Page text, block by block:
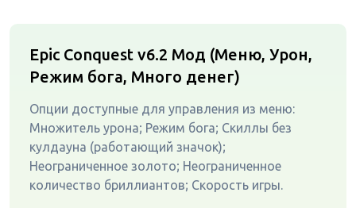
Epic Conquest v6.2 Мод (Меню, Урон,
Режим бога, Много денег)
Опции доступные для управления из меню:
Множитель урона; Режим бога; Скиллы без
кулдауна (работающий значок);
Неограниченное золото; Неограниченное
количество бриллиантов; Скорость игры.